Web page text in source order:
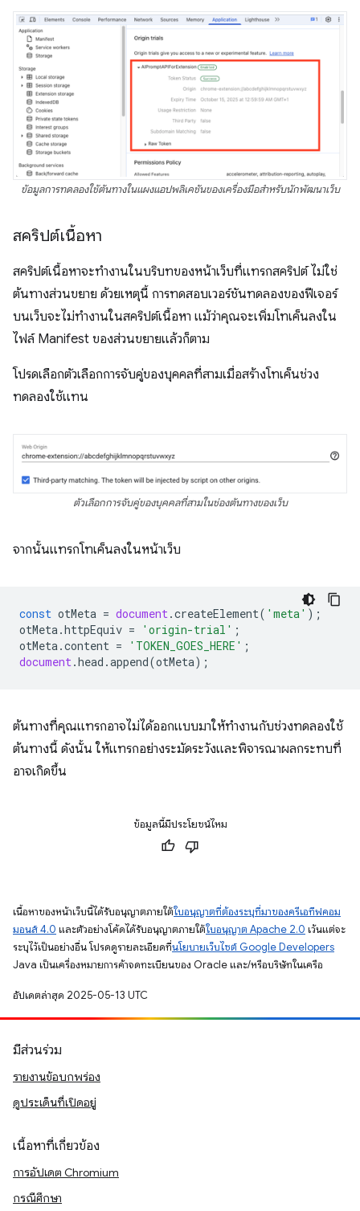
ข้อมูลการทดลองใช้ต้นทางในแผงแอปพลิเคชันของเครื่องมือสําหรับนักพัฒนาเว็บ
สคริปต์เนื้อหา
สคริปต์เนื้อหาจะทํางานในบริบทของหน้าเว็บที่แทรกสคริปต์ ไม่ใช่
ต้นทางส่วนขยาย ด้วยเหตุนี้ การทดสอบเวอร์ชันทดลองของฟีเจอร์
บนเว็บจะไม่ทำงานในสคริปต์เนื้อหา แม้ว่าคุณจะเพิ่มโทเค็นลงใน
ไฟล์ Manifest ของส่วนขยายแล้วก็ตาม
โปรดเลือกตัวเลือกการจับคู่ของบุคคลที่สามเมื่อสร้างโทเค็นช่วง
ทดลองใช้แทน
ตัวเลือกการจับคู่ของบุคคลที่สามในช่องต้นทางของเว็บ
จากนั้นแทรกโทเค็นลงในหน้าเว็บ
const otMeta = document.createElement( 'meta' );
otMeta.httpEquiv = 'origin-trial' ;
otMeta.content = 'TOKEN_GOES_HERE' ;
document.head .append(otMeta);
ต้นทางที่คุณแทรกอาจไม่ได้ออกแบบมาให้ทํางานกับช่วงทดลองใช้
ต้นทางนี้ ดังนั้น ให้แทรกอย่างระมัดระวังและพิจารณาผลกระทบที่
อาจเกิดขึ้น
ข้อมูลนี้มีประโยชน์ไหม
เนื้อหาของหน้าเว็บนี้ได้รับอนุญาตภายใต้ใบอนุญาตที่ต้องระบุที่มาของครีเอทีฟคอม
มอนส์ 4.0 และตัวอย่างโค้ดได้รับอนุญาตภายใต้ใบอนุญาต Apache 2.0 เว้นแต่จะ
ระบุไว้เป็นอย่างอื่น โปรดดูรายละเอียดที่นโยบายเว็บไซต์ Google Developers
Java เป็นเครื่องหมายการค้าจดทะเบียนของ Oracle และ/หรือบริษัทในเครือ
อัปเดตล่าสุด 2025-05-13 UTC
มีส่วนร่วม
รายงานข้อบกพร่อง
ดูประเด็นที่เปิดอยู่
เนื้อหาที่เกี่ยวข้อง
การอัปเดต Chromium
กรณีศึกษา